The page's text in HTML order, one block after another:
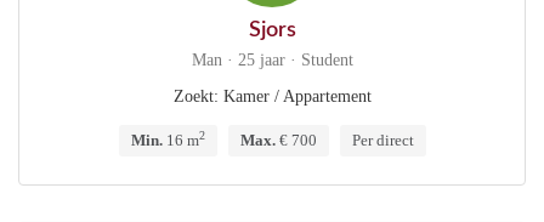
Sjors
Man · 25 jaar · Student
Zoekt: Kamer / Appartement
Min.16 m2 Max.€ 700 Per direct